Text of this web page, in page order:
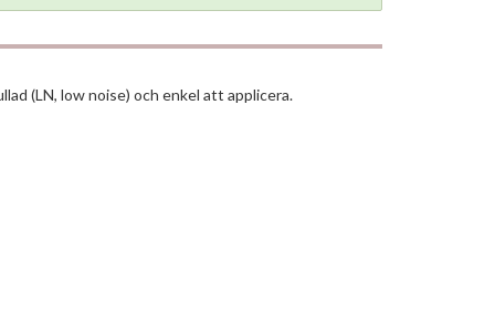
(LN, low noise) och enkel att applicera.